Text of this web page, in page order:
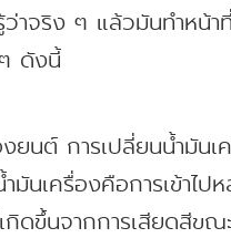
าจริง ๆ แล้วมันทำหน้
ดังนี้
ยนต์ การเปลี่ยนน้ำมัน
มันเครื่องคือการเข้าไ
ดขึ้นจากการเสียดสีขณ